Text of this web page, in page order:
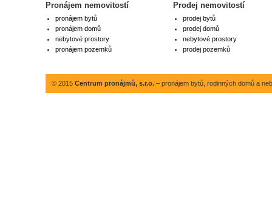
Pronájem nemovitostí
pronájem bytů
pronájem domů
nebytové prostory
pronájem pozemků
Prodej nemovitostí
prodej bytů
prodej domů
nebytové prostory
prodej pozemků
© 2015 Centrum pronájmů, s.r.o.– pronájem bytů, rodinných domů a